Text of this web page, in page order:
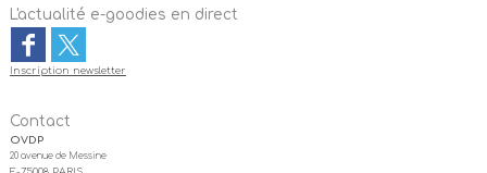
L'actualité e-goodies en direct
Inscription newsletter
Contact
OVDP
20 avenue de Messine